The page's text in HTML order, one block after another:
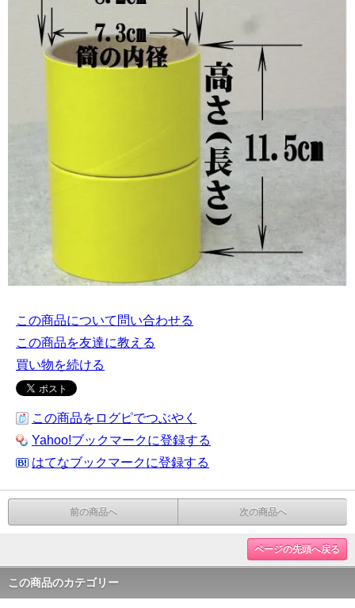
この商品について問い合わせる
この商品を友達に教える
買い物を続ける
この商品をログピでつぶやく
Yahoo!ブックマークに登録する
はてなブックマークに登録する
前の商品へ 次の商品へ
ページの先頭へ戻る
この商品のカテゴリー